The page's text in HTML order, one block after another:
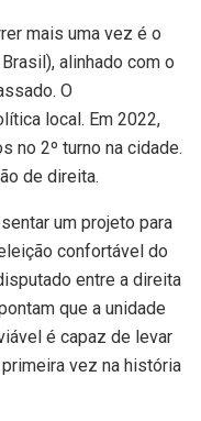
mais uma vez é o
alinhado com o
O
local. Em 2022,
no 2º turno na cidade.
de direita.
um projeto para
confortável do
entre a direita
que a unidade
é capaz de levar
vez na história